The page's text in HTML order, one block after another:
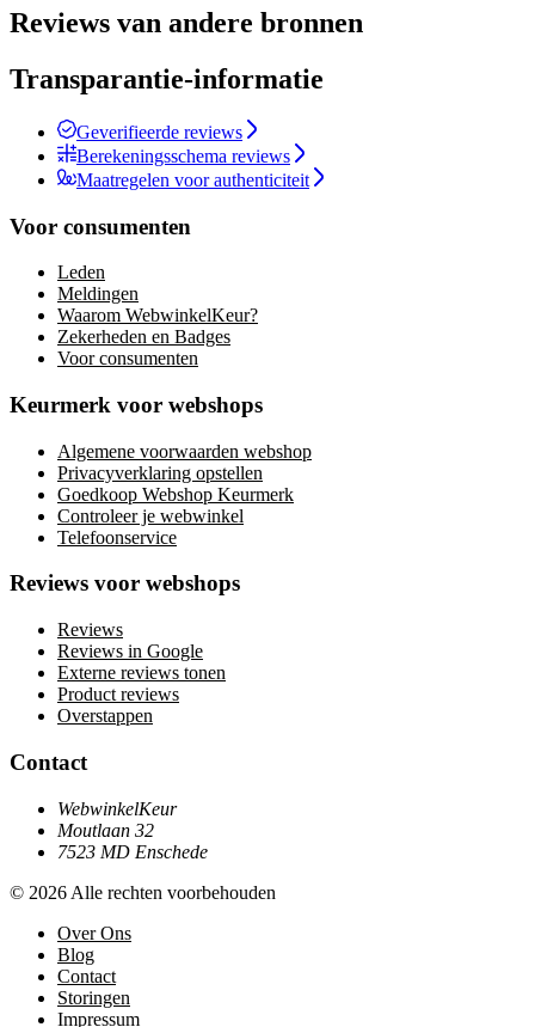
Reviews van andere bronnen
Transparantie-informatie
Geverifieerde reviews
Berekeningsschema reviews
Maatregelen voor authenticiteit
Voor consumenten
Leden
Meldingen
Waarom WebwinkelKeur?
Zekerheden en Badges
Voor consumenten
Keurmerk voor webshops
Algemene voorwaarden webshop
Privacyverklaring opstellen
Goedkoop Webshop Keurmerk
Controleer je webwinkel
Telefoonservice
Reviews voor webshops
Reviews
Reviews in Google
Externe reviews tonen
Product reviews
Overstappen
Contact
WebwinkelKeur
Moutlaan 32
7523 MD Enschede
© 2026 Alle rechten voorbehouden
Over Ons
Blog
Contact
Storingen
Impressum